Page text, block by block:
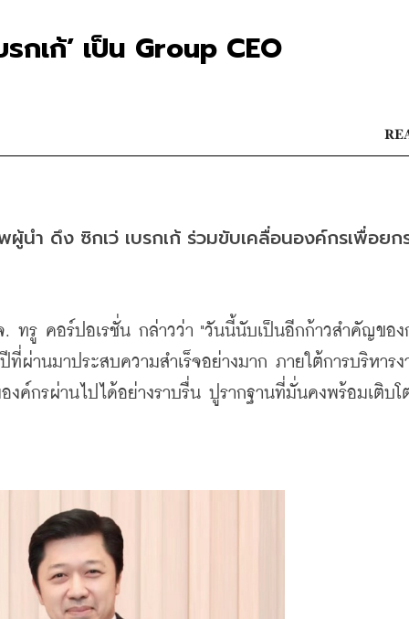
กเก้’ เป็น Group CEO
นำ ดึง ซิกเว่ เบรกเก้ ร่วมขับเคลื่อนองค์กรเพื่อยก
ทรู คอร์ปอเรชั่น กล่าวว่า "วันนี้นับเป็นอีกก้าวสำคัญของ
ผ่านมาประสบความสำเร็จอย่างมาก ภายใต้การบริหารง
ค์กรผ่านไปได้อย่างราบรื่น ปูรากฐานที่มั่นคงพร้อมเติบโ